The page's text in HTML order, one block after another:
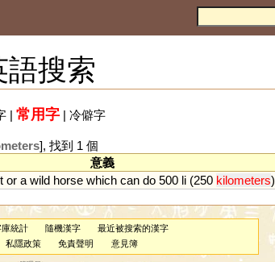
語搜索
| 常用字| 冷僻字
], 找到 1 個
意義
or a wild horse which can do 500 li(250 kilometers)
庫統計 隨機漢字
最近被搜索的漢字
私隱政策 免責聲明 意見簿